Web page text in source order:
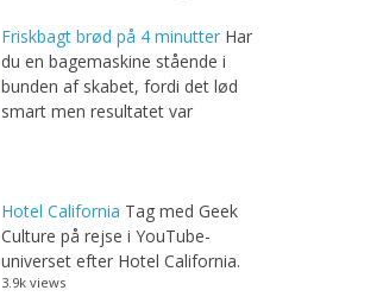
Friskbagt brød på 4 minutter Har
du en bagemaskine stående i
bunden af skabet, fordi det lød
smart men resultatet var
Hotel California Tag med Geek
Culture på rejse i YouTube-
universet efter Hotel California.
3.9k views